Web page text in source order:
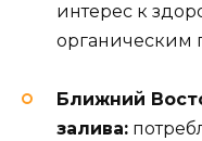
интерес к
органическим
Ближний
залива: